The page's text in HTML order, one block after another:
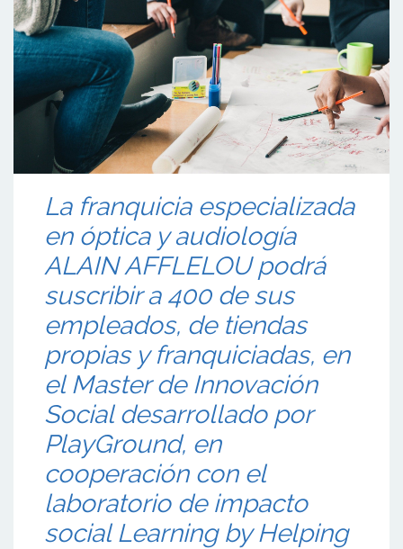
La franquicia especializada
en óptica y audiología
ALAIN AFFLELOU podrá
suscribir a 400 de sus
empleados, de tiendas
propias y franquiciadas, en
el Master de Innovación
Social desarrollado por
PlayGround, en
cooperación con el
laboratorio de impacto
social Learning by Helping